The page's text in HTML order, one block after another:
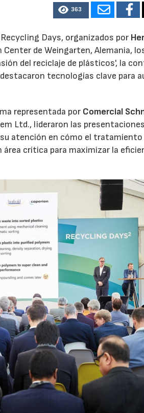
363
Days, organizados por
de Weingarten, Alemania,
del reciclaje de plásticos', la
tecnologías clave para
representada por Comercial
Ltd., lideraron las
atención en cómo el
crítica para maximizar la